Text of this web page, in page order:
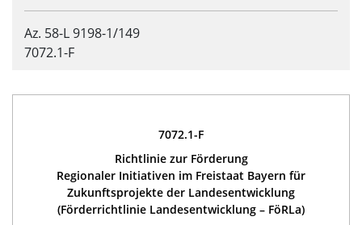
Az. 58-L 9198-1/149
7072.1-F
7072.1-F
Richtlinie zur Förderung
Regionaler Initiativen im Freistaat Bayern für
Zukunftsprojekte der Landesentwicklung
(Förderrichtlinie Landesentwicklung – FöRLa)